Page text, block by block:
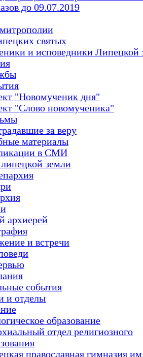
до 09.07.2019
святых
и исповедники Липецкой
"Новомученик дня"
"Слово новомученика"
за веру
материалы
в СМИ
земли
архиерей
и встречи
события
и отделы
образование
отдел религиозного
православная гимназия